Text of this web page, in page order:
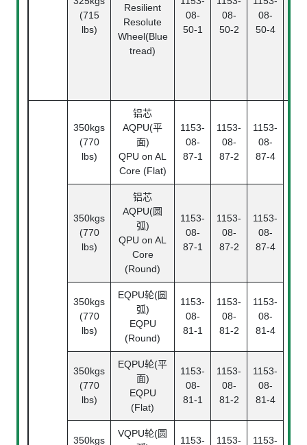
(715
lbs)
Resilient
Resolute
Wheel(Blue
tread)
08-
50-1
08-
50-2
08-
50-4
350kgs
(770
lbs)
铝芯
AQPU(平
面)
QPU on AL
Core (Flat)
1153-
08-
87-1
1153-
08-
87-2
1153-
08-
87-4
350kgs
(770
lbs)
铝芯
AQPU(圆
弧)
QPU on AL
Core
(Round)
1153-
08-
87-1
1153-
08-
87-2
1153-
08-
87-4
350kgs
(770
lbs)
EQPU轮(圆
弧)
EQPU
(Round)
1153-
08-
81-1
1153-
08-
81-2
1153-
08-
81-4
350kgs
(770
lbs)
EQPU轮(平
面)
EQPU
(Flat)
1153-
08-
81-1
1153-
08-
81-2
1153-
08-
81-4
350kgs
VQPU轮(圆
1153-
1153-
1153-